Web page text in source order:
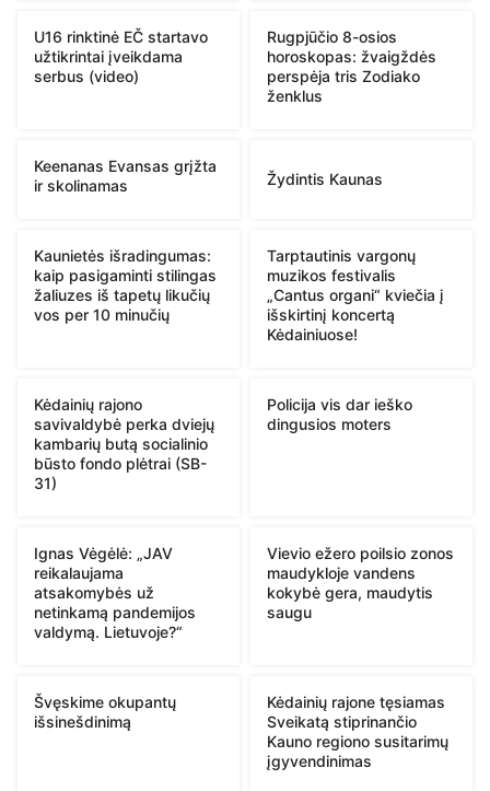
U16 rinktinė EČ startavo
užtikrintai įveikdama
serbus (video)
Rugpjūčio 8-osios
horoskopas: žvaigždės
perspėja tris Zodiako
ženklus
Keenanas Evansas grįžta
ir skolinamas
Žydintis Kaunas
Kaunietės išradingumas:
kaip pasigaminti stilingas
žaliuzes iš tapetų likučių
vos per 10 minučių
Tarptautinis vargonų
muzikos festivalis
„Cantus organi“ kviečia į
išskirtinį koncertą
Kėdainiuose!
Kėdainių rajono
savivaldybė perka dviejų
kambarių butą socialinio
būsto fondo plėtrai (SB-
31)
Policija vis dar ieško
dingusios moters
Ignas Vėgėlė: „JAV
reikalaujama
atsakomybės už
netinkamą pandemijos
valdymą. Lietuvoje?“
Vievio ežero poilsio zonos
maudykloje vandens
kokybė gera, maudytis
saugu
Švęskime okupantų
išsinešdinimą
Kėdainių rajone tęsiamas
Sveikatą stiprinančio
Kauno regiono susitarimų
įgyvendinimas